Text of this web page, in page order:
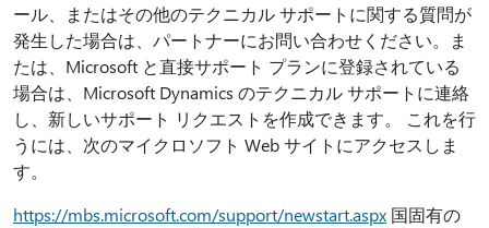
ール、またはその他のテクニカル サポートに関する質問が
発生した場合は、パートナーにお問い合わせください。ま
たは、Microsoft と直接サポート プランに登録されている
場合は、Microsoft Dynamics のテクニカル サポートに連絡
し、新しいサポート リクエストを作成できます。 これを行
うには、次のマイクロソフト Web サイトにアクセスしま
す。
https://mbs.microsoft.com/support/newstart.aspx 国固有の